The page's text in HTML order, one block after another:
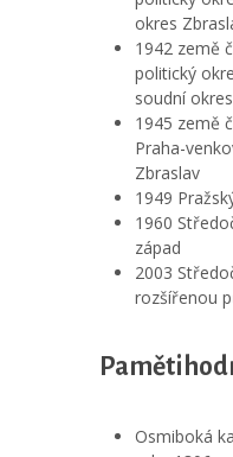
okres
1942 země
politický
soudní
1945 země
Praha-
Zbraslav
1949
1960
západ
2003
rozšířenou
Osmiboká